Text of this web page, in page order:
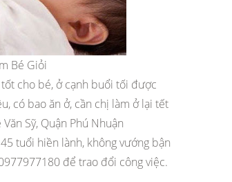
Bé Giỏi
cho bé, ở cạnh buổi tối được
có bao ăn ở, cần chị làm ở lại tết
Sỹ, Quận Phú Nhuận
tuổi hiền lành, không vướng bận
để trao đổi công việc.